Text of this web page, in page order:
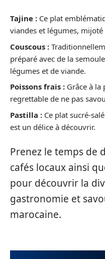
Tajine : Ce plat
viandes et légumes,
Couscous :
préparé avec de la
légumes et de viande.
Poissons frais : Grâce à la
regrettable de ne pas
Pastilla : Ce plat sucré-
est un délice à découvrir.
Prenez le temps de
cafés locaux ainsi
pour découvrir la
gastronomie et
marocaine.